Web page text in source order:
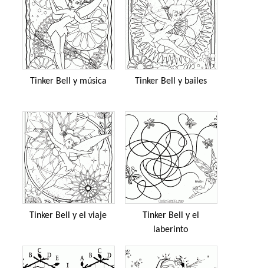
Tinker Bell y música Tinker Bell y bailes
Tinker Bell y el viaje
Tinker Bell y el
laberinto